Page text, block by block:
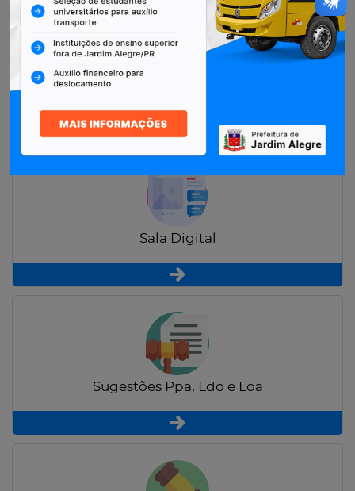
Restituição de Contribuintes
Sala Digital
Sugestões Ppa, Ldo e Loa